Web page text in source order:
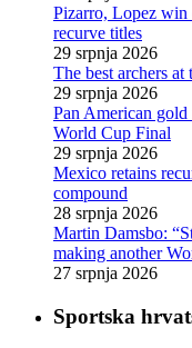
Pizarro, Lopez win
recurve titles
29 srpnja 2026
The best archers
29 srpnja 2026
Pan American gold
World Cup Final
29 srpnja 2026
Mexico retains
compound
28 srpnja 2026
Martin Damsbo:
making another
27 srpnja 2026
Sportska